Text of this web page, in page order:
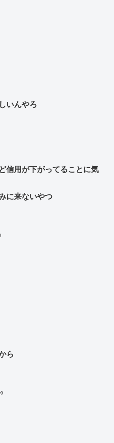
いんやろ
信用が下がってることに気
に来ないやつ
ら